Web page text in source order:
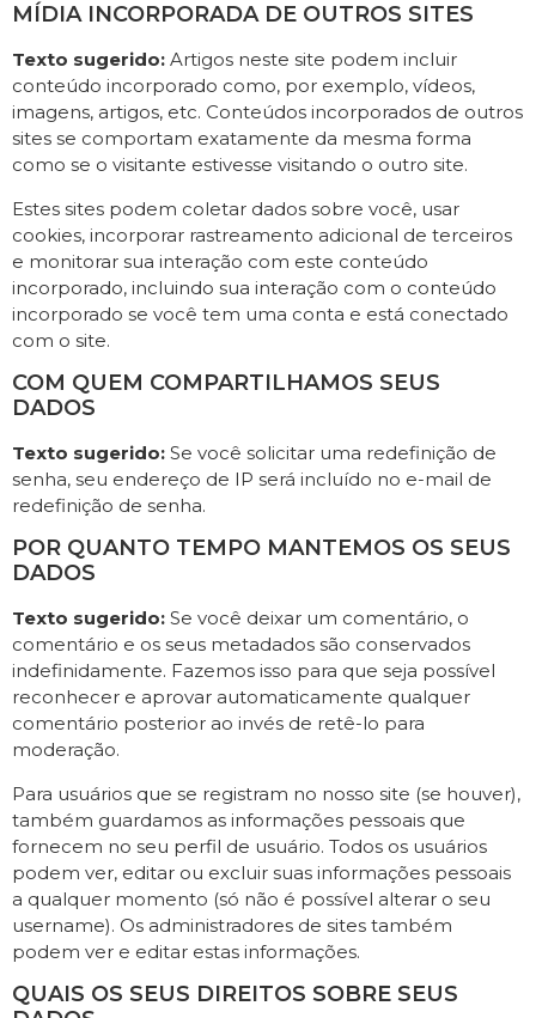
MÍDIA INCORPORADA DE OUTROS SITES
Texto sugerido: Artigos neste site podem incluir
conteúdo incorporado como, por exemplo, vídeos,
imagens, artigos, etc. Conteúdos incorporados de outros
sites se comportam exatamente da mesma forma
como se o visitante estivesse visitando o outro site.
Estes sites podem coletar dados sobre você, usar
cookies, incorporar rastreamento adicional de terceiros
e monitorar sua interação com este conteúdo
incorporado, incluindo sua interação com o conteúdo
incorporado se você tem uma conta e está conectado
com o site.
COM QUEM COMPARTILHAMOS SEUS
DADOS
Texto sugerido: Se você solicitar uma redefinição de
senha, seu endereço de IP será incluído no e-mail de
redefinição de senha.
POR QUANTO TEMPO MANTEMOS OS SEUS
DADOS
Texto sugerido: Se você deixar um comentário, o
comentário e os seus metadados são conservados
indefinidamente. Fazemos isso para que seja possível
reconhecer e aprovar automaticamente qualquer
comentário posterior ao invés de retê-lo para
moderação.
Para usuários que se registram no nosso site (se houver),
também guardamos as informações pessoais que
fornecem no seu perfil de usuário. Todos os usuários
podem ver, editar ou excluir suas informações pessoais
a qualquer momento (só não é possível alterar o seu
username). Os administradores de sites também
podem ver e editar estas informações.
QUAIS OS SEUS DIREITOS SOBRE SEUS